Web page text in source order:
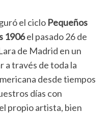
el ciclo Pequeños
1906el pasado 26 de
de Madrid en un
a través de toda la
desde tiempos
días con
propio artista, bien